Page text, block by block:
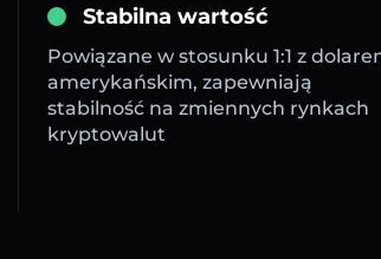
Stabilna wartość
Powiązane w stosunku 1:1 z
amerykańskim, zapewniają
stabilność na zmiennych rynkach
kryptowalut